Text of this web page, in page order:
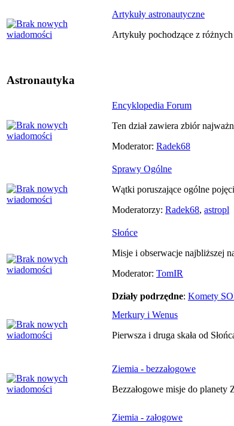
Artykuły astronautyczne
Artykuły pochodzące z
Astronautyka
Encyklopedia Forum
Ten dział zawiera zbiór
Moderator: Radek68
Sprawy Ogólne
Wątki poruszające ogólne
Moderatorzy: Radek68, astropl
Słońce
Misje i obserwacje najbliższej
Moderator: TomIR
Działy podrzędne: Komety
Merkury i Wenus
Pierwsza i druga skała od
Ziemia - bezzałogowe
Bezzałogowe misje do planety
Ziemia - załogowe